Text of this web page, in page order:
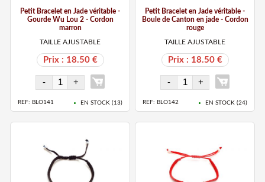
Petit Bracelet en Jade véritable -
Gourde Wu Lou 2 - Cordon
marron
TAILLE AJUSTABLE
Prix : 18.50 €
REF: BLO141 EN STOCK ( 13)
Petit Bracelet en Jade véritable -
Boule de Canton en jade - Cordon
rouge
TAILLE AJUSTABLE
Prix : 18.50 €
REF: BLO142 EN STOCK (24)